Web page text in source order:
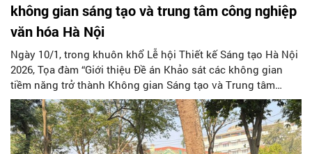
không gian sáng tạo và trung tâm công nghiệp
văn hóa Hà Nội
Ngày 10/1, trong khuôn khổ Lễ hội Thiết kế Sáng tạo Hà Nội
2026, Tọa đàm “Giới thiệu Đề án Khảo sát các không gian
tiềm năng trở thành Không gian Sáng tạo và Trung tâm
Công nghiệp Văn hóa trong Thành phố” đã được tổ chức tại
Nhà Bát Giác và không gian Vườn hoa Lý Thái Tổ (Hà Nội).
Sự kiện là một trong những hoạt động trọng điểm, mở đầu
cho tiến trình xây dựng hạ tầng sáng tạo đô thị của Thủ đô